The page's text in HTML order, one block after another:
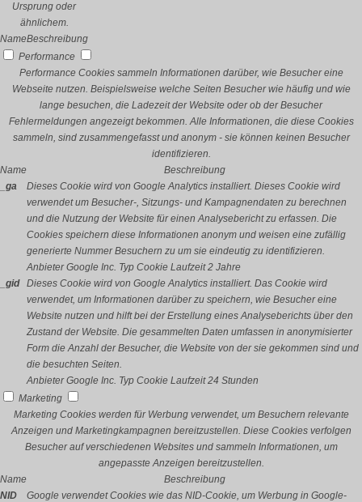
Ursprung oder
ähnlichem.
NameBeschreibung
Performance
Performance Cookies sammeln Informationen darüber, wie Besucher eine
Webseite nutzen. Beispielsweise welche Seiten Besucher wie häufig und wie
lange besuchen, die Ladezeit der Website oder ob der Besucher
Fehlermeldungen angezeigt bekommen. Alle Informationen, die diese Cookies
sammeln, sind zusammengefasst und anonym - sie können keinen Besucher
identifizieren.
Name
Beschreibung
_ga
Dieses Cookie wird von Google Analytics installiert. Dieses Cookie wird
verwendet um Besucher-, Sitzungs- und Kampagnendaten zu berechnen
und die Nutzung der Website für einen Analysebericht zu erfassen. Die
Cookies speichern diese Informationen anonym und weisen eine zufällig
generierte Nummer Besuchern zu um sie eindeutig zu identifizieren.
Anbieter Google Inc. Typ Cookie Laufzeit 2 Jahre
_gid
Dieses Cookie wird von Google Analytics installiert. Das Cookie wird
verwendet, um Informationen darüber zu speichern, wie Besucher eine
Website nutzen und hilft bei der Erstellung eines Analyseberichts über den
Zustand der Website. Die gesammelten Daten umfassen in anonymisierter
Form die Anzahl der Besucher, die Website von der sie gekommen sind und
die besuchten Seiten.
Anbieter Google Inc. Typ Cookie Laufzeit 24 Stunden
Marketing
Marketing Cookies werden für Werbung verwendet, um Besuchern relevante
Anzeigen und Marketingkampagnen bereitzustellen. Diese Cookies verfolgen
Besucher auf verschiedenen Websites und sammeln Informationen, um
angepasste Anzeigen bereitzustellen.
Name
Beschreibung
NID
Google verwendet Cookies wie das NID-Cookie, um Werbung in Google-